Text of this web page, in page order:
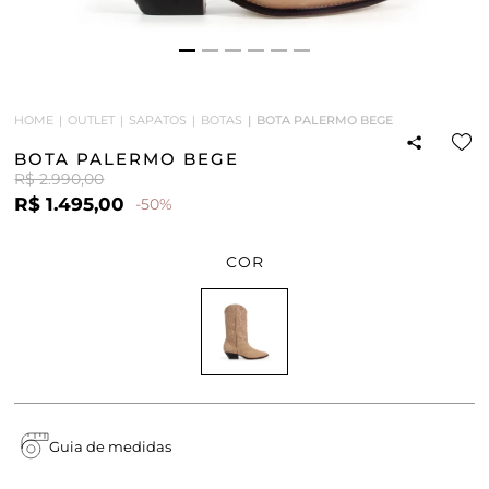
HOME OUTLET SAPATOS BOTAS BOTA PALERMO BEGE
BOTA PALERMO BEGE
R$ 2.990,00
R$ 1.495,00 -50%
COR
Guia de medidas